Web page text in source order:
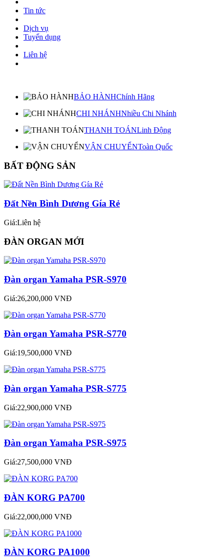
Tin tức
Dịch vụ
Tuyển dụng
Liên hệ
BẢO HÀNHChính Hãng
CHI NHÁNHNhiều Chi Nhánh
THANH TOÁNLinh Động
VẬN CHUYỂNToàn Quốc
BẤT ĐỘNG SẢN
Đất Nền Bình Dương Gía Rẻ
Giá:Liên hệ
ĐÀN ORGAN MỚI
Đàn organ Yamaha PSR-S970
Giá:26,200,000 VNĐ
Đàn organ Yamaha PSR-S770
Giá:19,500,000 VNĐ
Đàn organ Yamaha PSR-S775
Giá:22,900,000 VNĐ
Đàn organ Yamaha PSR-S975
Giá:27,500,000 VNĐ
ĐÀN KORG PA700
Giá:22,000,000 VNĐ
ĐÀN KORG PA1000